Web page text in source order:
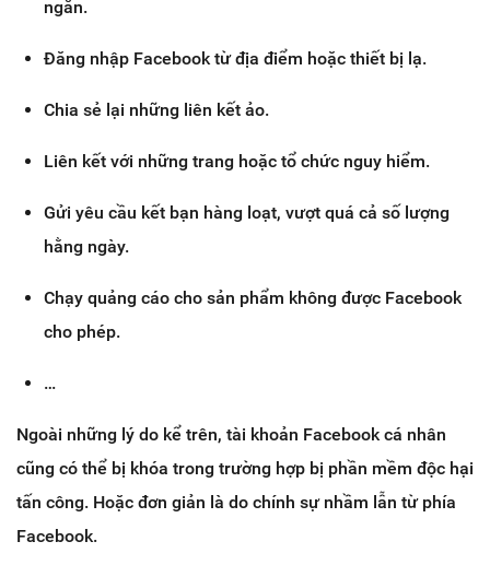
ngắn.
Đăng nhập Facebook từ địa điểm hoặc thiết bị lạ.
Chia sẻ lại những liên kết ảo.
Liên kết với những trang hoặc tổ chức nguy hiểm.
Gửi yêu cầu kết bạn hàng loạt, vượt quá cả số lượng
hằng ngày.
Chạy quảng cáo cho sản phẩm không được Facebook
cho phép.
…
Ngoài những lý do kể trên, tài khoản Facebook cá nhân
cũng có thể bị khóa trong trường hợp bị phần mềm độc hại
tấn công. Hoặc đơn giản là do chính sự nhầm lẫn từ phía
Facebook.